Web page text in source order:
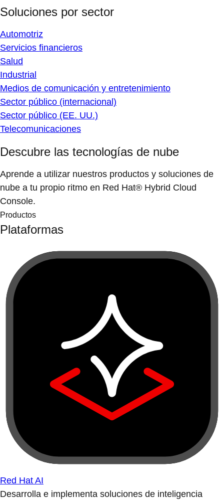
Soluciones por sector
Automotriz
Servicios financieros
Salud
Industrial
Medios de comunicación y entretenimiento
Sector público (internacional)
Sector público (EE. UU.)
Telecomunicaciones
Descubre las tecnologías de nube
Aprende a utilizar nuestros productos y soluciones de
nube a tu propio ritmo en Red Hat® Hybrid Cloud
Console.
Productos
Plataformas
Red Hat AI
Desarrolla e implementa soluciones de inteligencia